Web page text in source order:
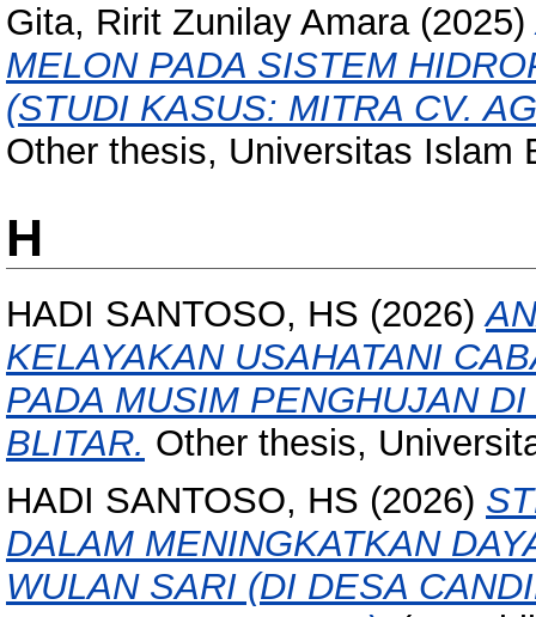
Gita, Ririt Zunilay Amara(2025)
MELON PADA SISTEM
(STUDI KASUS: MITRA CV.
Other thesis, Universitas Islam
H
HADI SANTOSO, HS (2026)
KELAYAKAN USAHATANI
PADA MUSIM PENGHUJAN
BLITAR. Other thesis,
HADI SANTOSO, HS (2026)
DALAM MENINGKATKAN
WULAN SARI (DI DESA